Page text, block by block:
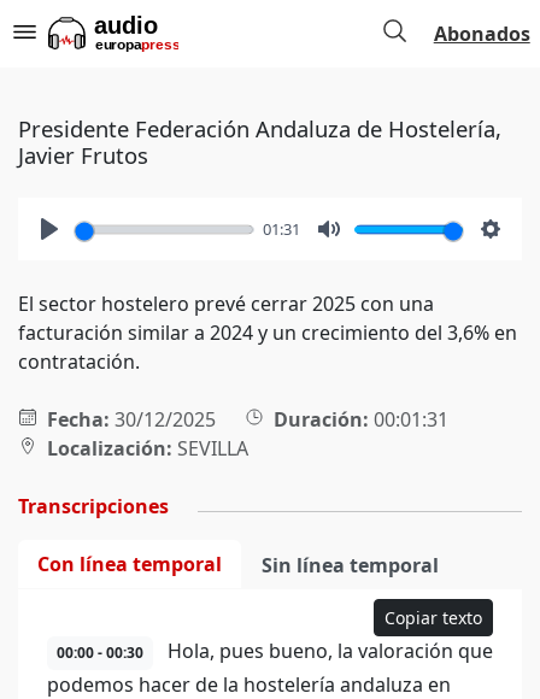
Abonados
Presidente Federación Andaluza de Hostelería,
Javier Frutos
01:31
El sector hostelero prevé cerrar 2025 con una
facturación similar a 2024 y un crecimiento del 3,6% en
contratación.
Fecha: 30/12/2025 Duración: 00:01:31
Localización: SEVILLA
Transcripciones
Con línea temporal Sin línea temporal
Copiar texto
00:00 - 00:30
Hola, pues bueno, la valoración que
podemos hacer de la hostelería andaluza en